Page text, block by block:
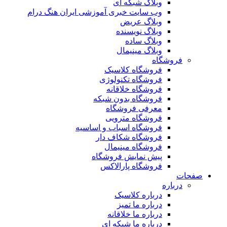
وبلاگ شبکه ای
وب سایت خبری آموزشی ایران هنگ درام
وبلاگ عریض
وبلاگ نویسنده
وبلاگ ساده
وبلاگ مینیمال
فروشگاه
فروشگاه کلاسیک
فروشگاه تکنولوژی
فروشگاه خلاقانه
فروشگاه بدون شبکه
معرفی فروشگاه
فروشگاه مترویی
فروشگاه اسباب و اساسیه
فروشگاه شکاف دار
فروشگاه مینیمال
پیش نمایش فروشگاه
فروشگاه پارالاکس
صفحات
درباره
درباره کلاسیک
درباره ما تمیز
درباره ما خلاقانه
درباره ما شبکه ای